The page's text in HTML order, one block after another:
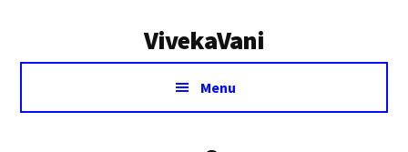
VivekaVani
Voice
Vivekananda
Menu